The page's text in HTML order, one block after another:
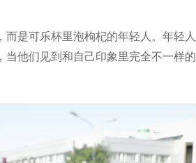
是可乐杯里泡枸杞的年轻人。年轻人
他们见到和自己印象里完全不一样的